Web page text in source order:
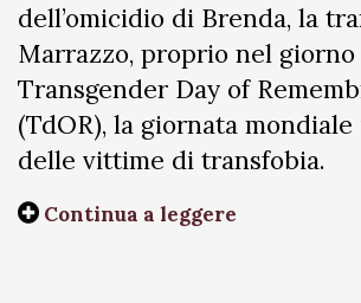
dell’omicidio di Brenda, la
Marrazzo, proprio nel
Transgender Day of
(TdOR), la giornata
delle vittime di transfobia.
Continua a leggere